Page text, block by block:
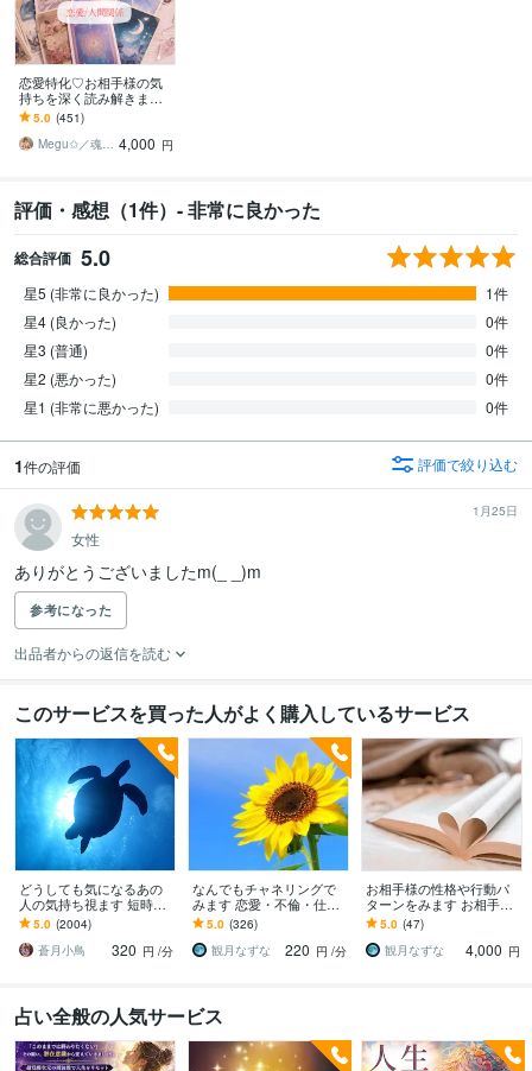
恋愛特化♡お相手様の気
持ちを深く読み解きます
鑑定歴20年／顕在意識・
潜在意識の両面から詳細
鑑定
5.0 (451)
Megu✩／魂軸に目覚め、開花させる魔女 4,000 円
評価・感想（1件）- 非常に良かった
総合評価 5.0
星5 (非常に良かった)
1件
星4 (良かった)
0件
星3 (普通)
0件
星2 (悪かった)
0件
星1 (非常に悪かった)
0件
1件の評価 評価で絞り込む
1月25日
女性
ありがとうございましたm(_ _)m
参考になった
出品者からの返信を読む
このサービスを買った人がよく購入しているサービス
どうしても気になるあの
人の気持ち視ます 短時間
でも⭕️相手の本音、深層
心理スピーディーにお伝
えします
5.0 (2004)
蒼月小鳥
320 円 /分
なんでもチャネリングで
みます 恋愛・不倫・仕
事・人間関係、なんでもO
Kです！
5.0 (326)
観月なずな
220 円 /分
お相手様の性格や行動パ
ターンをみます お相手様
の取り扱い説明書をみて
みませんか♪
5.0 (47)
観月なずな
4,000 円
占い全般の人気サービス